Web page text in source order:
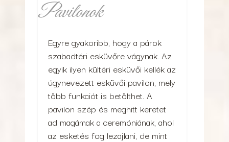
Pavilonok
Egyre gyakoribb, hogy a párok
szabadtéri esküvőre vágynak. Az
egyik ilyen kültéri esküvői kellék az
úgynevezett esküvői pavilon, mely
több funkciót is betölthet. A
pavilon szép és meghitt keretet
ad magámak a ceremóniának, ahol
az esketés fog lezajlani, de mint